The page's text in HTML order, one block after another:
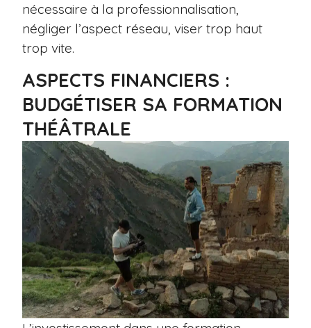
nécessaire à la professionnalisation,
négliger l’aspect réseau, viser trop haut
trop vite.
ASPECTS FINANCIERS :
BUDGÉTISER SA FORMATION
THÉÂTRALE